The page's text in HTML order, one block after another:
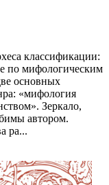
классификации:
по мифологическим
основных
«мифология
Зеркало,
автором.
ра...